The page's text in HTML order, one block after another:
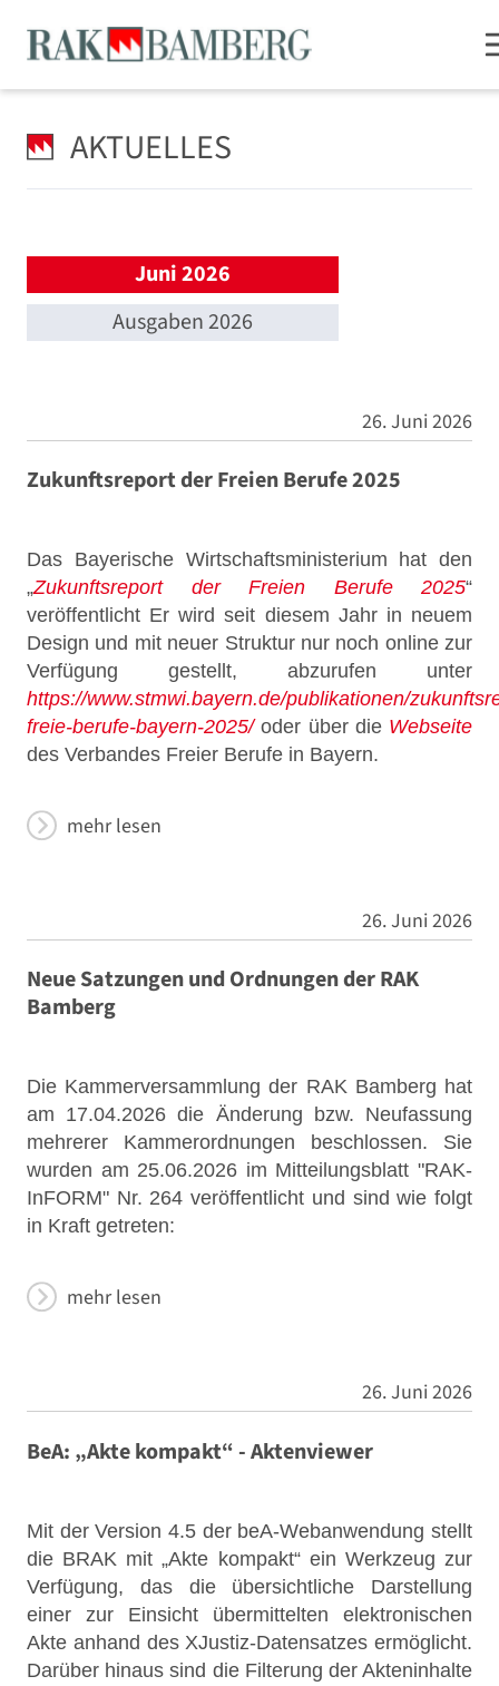
AKTUELLES
Juni 2026
Ausgaben 2026
26. Juni 2026
Zukunftsreport der Freien Berufe 2025
Das Bayerische Wirtschaftsministerium hat den
„Zukunftsreport der Freien Berufe 2025“
veröffentlicht Er wird seit diesem Jahr in neuem
Design und mit neuer Struktur nur noch online zur
Verfügung gestellt, abzurufen unter
https://www.stmwi.bayern.de/publikationen/
freie-berufe-bayern-2025/oder über die Webseite
des Verbandes Freier Berufe in Bayern.
mehr lesen
26. Juni 2026
Neue Satzungen und Ordnungen der RAK
Bamberg
Die Kammerversammlung der RAK Bamberg hat
am 17.04.2026 die Änderung bzw. Neufassung
mehrerer Kammerordnungen beschlossen. Sie
wurden am 25.06.2026 im Mitteilungsblatt "RAK-
InFORM" Nr. 264 veröffentlicht und sind wie folgt
in Kraft getreten:
mehr lesen
26. Juni 2026
BeA: „Akte kompakt“ - Aktenviewer
Mit der Version 4.5 der beA-Webanwendung stellt
die BRAK mit „Akte kompakt“ ein Werkzeug zur
Verfügung, das die übersichtliche Darstellung
einer zur Einsicht übermittelten elektronischen
Akte anhand des XJustiz-Datensatzes ermöglicht.
Darüber hinaus sind die Filterung der Akteninhalte